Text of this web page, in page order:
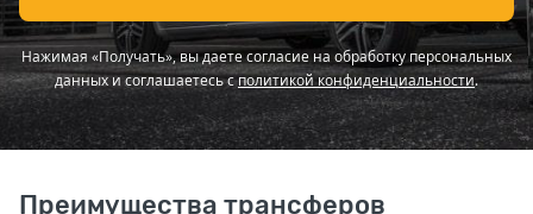
Нажимая «Получать», вы даете согласие на обработку персональных
данных и соглашаетесь сполитикой конфиденциальности.
Преимущества трансферов